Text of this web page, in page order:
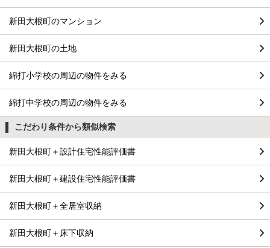
新田大根町のマンション
新田大根町の土地
綿打小学校の周辺の物件をみる
綿打中学校の周辺の物件をみる
こだわり条件から類似検索
新田大根町＋設計住宅性能評価書
新田大根町＋建設住宅性能評価書
新田大根町＋全居室収納
新田大根町＋床下収納